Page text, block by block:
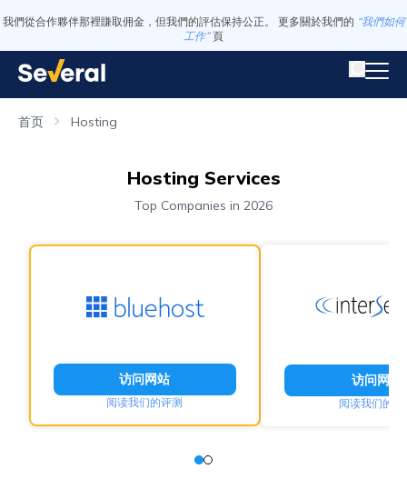
我們從合作夥伴那裡賺取佣金，但我們的評估保持公正。 更多關於我們的 “我們如何
工作” 頁
首页 Hosting
Hosting Services
Top Companies in 2026
访问网站
阅读我们的评测
访问网站
阅读我们的评